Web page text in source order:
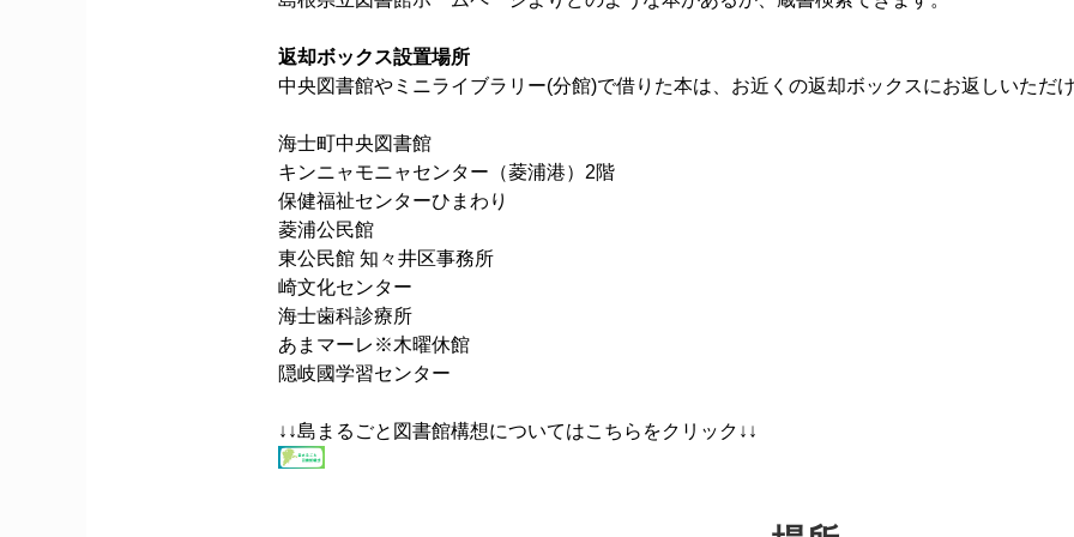
返却ボックス設置場所
中央図書館やミニライブラリー(分館)で借りた本は、お近くの返却ボックスにお返しいただ
海士町中央図書館
キンニャモニャセンター（菱浦港）2階
保健福祉センターひまわり
菱浦公民館
東公民館 知々井区事務所
崎文化センター
海士歯科診療所
あまマーレ※木曜休館
隠岐國学習センター
↓↓島まるごと図書館構想についてはこちらをクリック↓↓